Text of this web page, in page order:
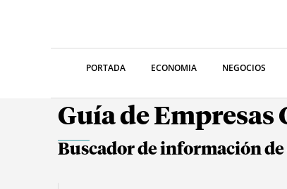
PORTADA ECONOMIA NEGOCIOS
Guía de
Buscador de información de